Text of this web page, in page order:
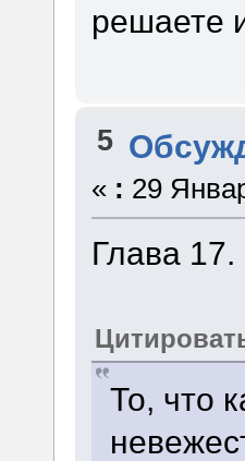
решаете
5
« : 29
Глава 17.
То, что